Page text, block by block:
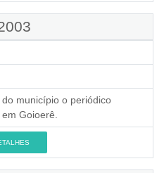
município o periódico
Goioerê.